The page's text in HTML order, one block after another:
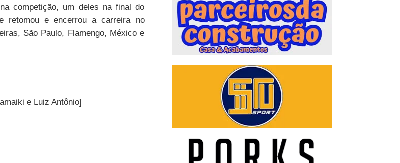
competição, um deles na final do
retomou e encerrou a carreira no
São Paulo, Flamengo, México e
e Luiz Antônio]